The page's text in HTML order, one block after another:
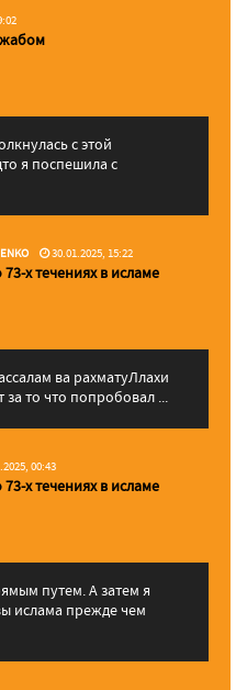
с этой
я поспешила с
30.01.2025, 15:22
х течениях в исламе
за то что попробовал ...
00:43
х течениях в исламе
путем. А затем я
ислама прежде чем